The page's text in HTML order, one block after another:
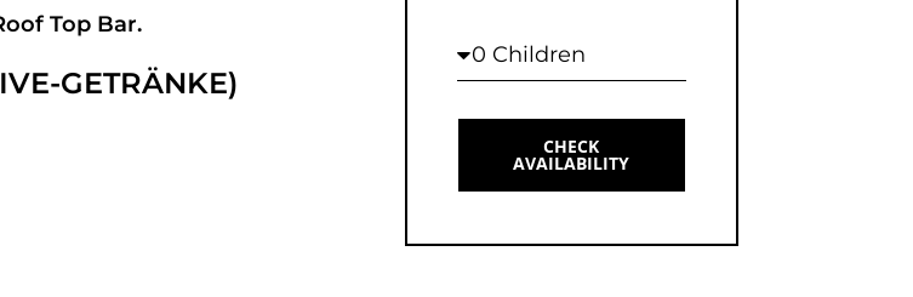
Top Bar.
GETRÄNKE)
Children
CHECK
AVAILABILITY